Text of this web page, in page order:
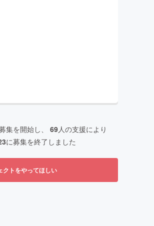
集を開始し、 69人の支援により
に募集を終了しました
クトをやってほしい